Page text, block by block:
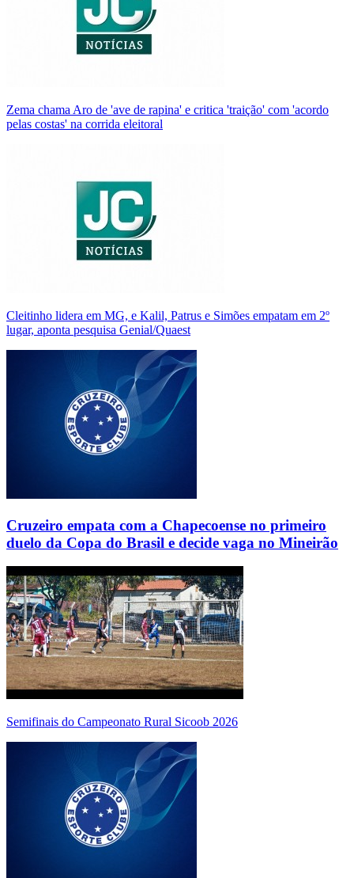
Zema chama Aro de 'ave de rapina' e critica 'traição' com 'acordo
pelas costas' na corrida eleitoral
Cleitinho lidera em MG, e Kalil, Patrus e Simões empatam em 2º
lugar, aponta pesquisa Genial/Quaest
Cruzeiro empata com a Chapecoense no primeiro
duelo da Copa do Brasil e decide vaga no Mineirão
Semifinais do Campeonato Rural Sicoob 2026